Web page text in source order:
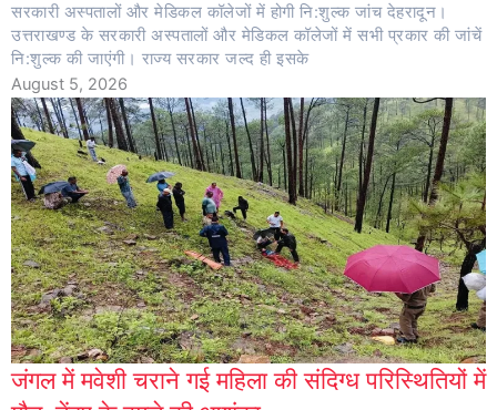
सरकारी अस्पतालों और मेडिकल कॉलेजों में होगी नि:शुल्क जांच देहरादून।
उत्तराखण्ड के सरकारी अस्पतालों और मेडिकल कॉलेजों में सभी प्रकार की जांचें
नि:शुल्क की जाएंगी। राज्य सरकार जल्द ही इसके
August 5, 2026
जंगल में मवेशी चराने गई महिला की संदिग्ध परिस्थितियों में